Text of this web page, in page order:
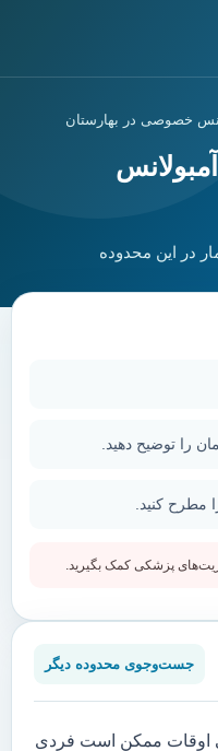
خصوصی در بهارستان
در این محدوده
جست‌وجوی محدوده دیگر
اوقات ممکن است فردی
را توضیح دهید.
مطرح کنید.
پزشکی کمک بگیرید.